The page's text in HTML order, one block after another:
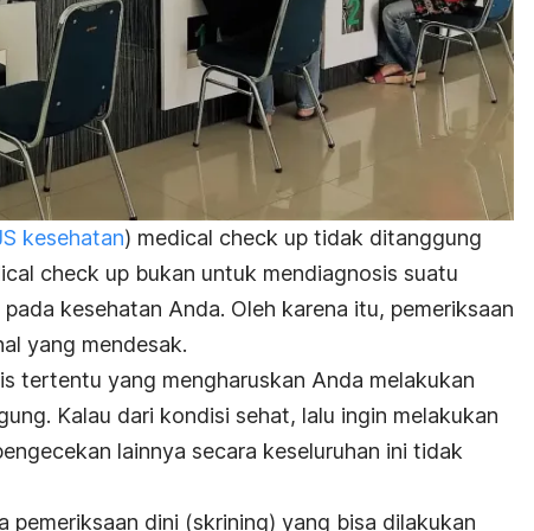
kesehatan) medical check up tidak ditanggung
check up bukan untuk mendiagnosis suatu
kesehatan Anda. Oleh karena itu, pemeriksaan
yang mendesak.
tertentu yang mengharuskan Anda melakukan
Kalau dari kondisi sehat, lalu ingin melakukan
lainnya secara keseluruhan ini tidak
pemeriksaan dini (skrining) yang bisa dilakukan